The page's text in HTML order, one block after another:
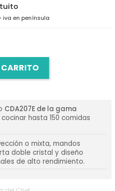
iva en península
CDA207E de la gama
hasta 150 comidas
o mixta, mandos
doble cristal y diseño
de alto rendimiento.